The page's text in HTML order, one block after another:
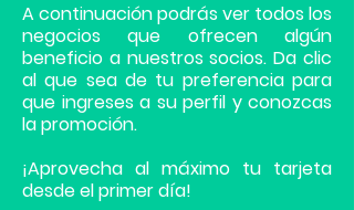
A continuación podrás ver todos los
negocios que ofrecen algún
beneficio a nuestros socios. Da clic
al que sea de tu preferencia para
que ingreses a su perfil y conozcas
la promoción.
¡Aprovecha al máximo tu tarjeta
desde el primer día!